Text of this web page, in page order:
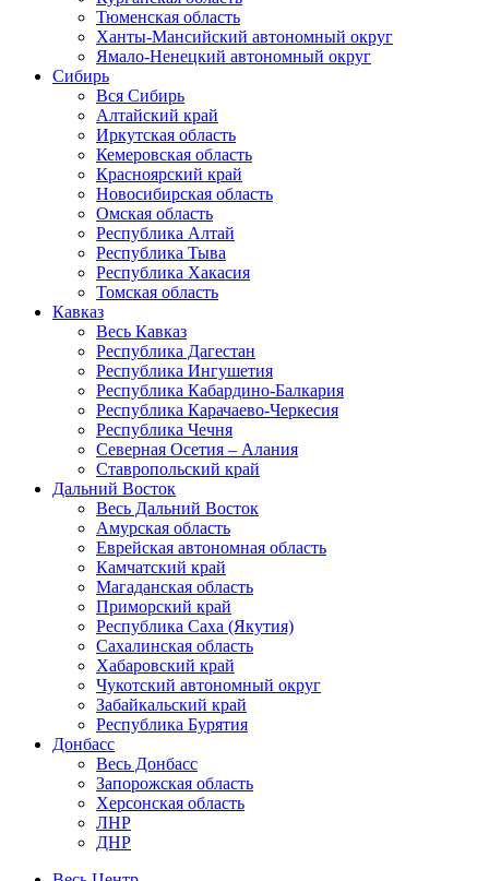
Тюменская область
Ханты-Мансийский автономный округ
Ямало-Ненецкий автономный округ
Сибирь
Вся Сибирь
Алтайский край
Иркутская область
Кемеровская область
Красноярский край
Новосибирская область
Омская область
Республика Алтай
Республика Тыва
Республика Хакасия
Томская область
Кавказ
Весь Кавказ
Республика Дагестан
Республика Ингушетия
Республика Кабардино-Балкария
Республика Карачаево-Черкесия
Республика Чечня
Северная Осетия – Алания
Ставропольский край
Дальний Восток
Весь Дальний Восток
Амурская область
Еврейская автономная область
Камчатский край
Магаданская область
Приморский край
Республика Саха (Якутия)
Сахалинская область
Хабаровский край
Чукотский автономный округ
Забайкальский край
Республика Бурятия
Донбасс
Весь Донбасс
Запорожская область
Херсонская область
ЛНР
ДНР